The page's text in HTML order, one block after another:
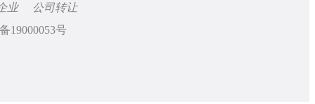
业
公司转让
19000053号